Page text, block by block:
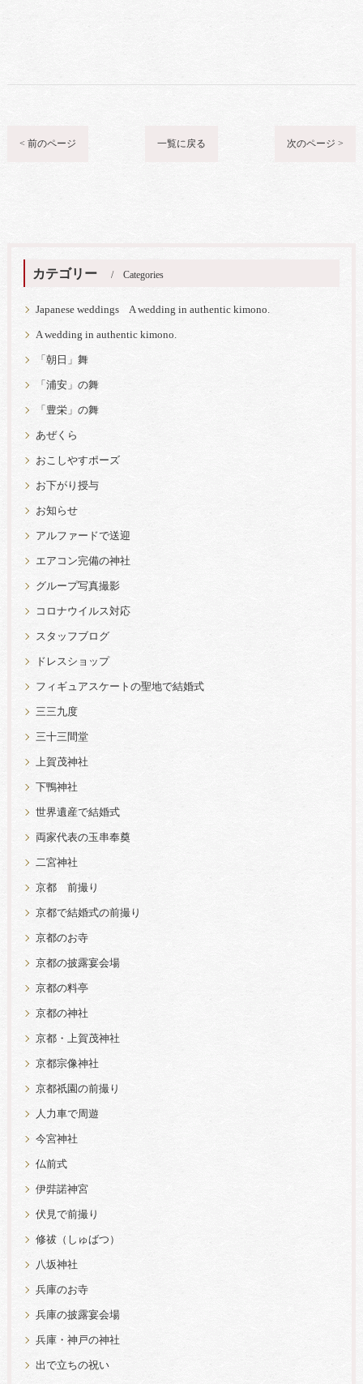
< 前のページ 一覧に戻る 次のページ >
カテゴリー Categories
Japanese weddings A wedding in authentic kimono.
A wedding in authentic kimono.
「朝日」舞
「浦安」の舞
「豊栄」の舞
あぜくら
おこしやすポーズ
お下がり授与
お知らせ
アルファードで送迎
エアコン完備の神社
グループ写真撮影
コロナウイルス対応
スタッフブログ
ドレスショップ
フィギュアスケートの聖地で結婚式
三三九度
三十三間堂
上賀茂神社
下鴨神社
世界遺産で結婚式
両家代表の玉串奉奠
二宮神社
京都 前撮り
京都で結婚式の前撮り
京都のお寺
京都の披露宴会場
京都の料亭
京都の神社
京都・上賀茂神社
京都宗像神社
京都祇園の前撮り
人力車で周遊
今宮神社
仏前式
伊弉諾神宮
伏見で前撮り
修祓（しゅばつ）
八坂神社
兵庫のお寺
兵庫の披露宴会場
兵庫・神戸の神社
出で立ちの祝い